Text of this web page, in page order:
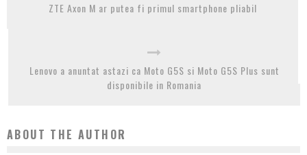
ZTE Axon M ar putea fi primul smartphone pliabil
Lenovo a anuntat astazi ca Moto G5S si Moto G5S Plus sunt
disponibile in Romania
ABOUT THE AUTHOR